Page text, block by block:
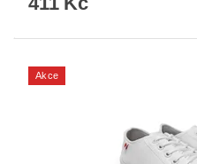
Akce